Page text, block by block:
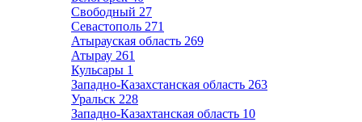
Свободный 27
Севастополь 271
Атырауская область 269
Атырау 261
Кульсары 1
Западно-Казахстанская область 263
Уральск 228
Западно-Казахтанская область 10